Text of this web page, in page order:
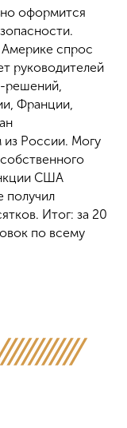
оформится
спрос
руководителей
решений,
Франции,
России. Могу
США
получил
Итог: за 20
по всему